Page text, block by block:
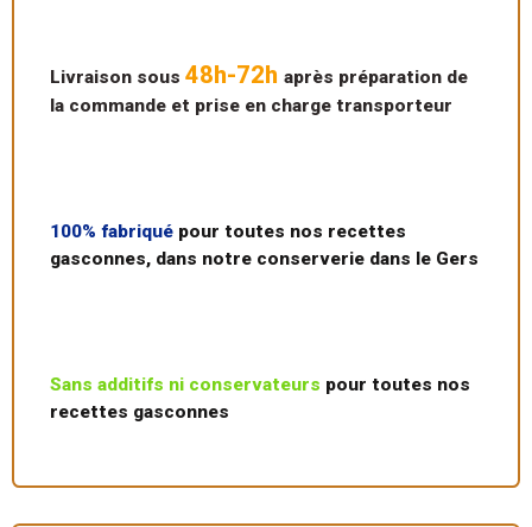
Livraison sous 48h-72h après préparation de
la commande et prise en charge transporteur
100% fabriqué pour toutes nos recettes
gasconnes, dans notre conserverie dans le Gers
Sans additifs ni conservateurs pour toutes nos
recettes gasconnes